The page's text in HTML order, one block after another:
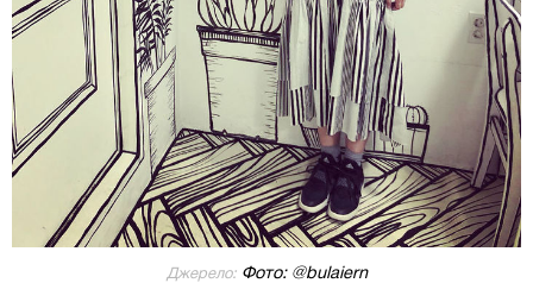
Джерело:Фото: @bulaiern